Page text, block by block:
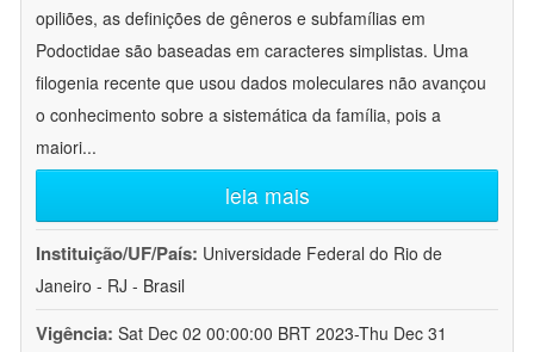
opiliões, as definições de gêneros e subfamílias em
Podoctidae são baseadas em caracteres simplistas. Uma
filogenia recente que usou dados moleculares não avançou
o conhecimento sobre a sistemática da família, pois a
maiori...
leia mais
Instituição/UF/País: Universidade Federal do Rio de
Janeiro - RJ - Brasil
Vigência: Sat Dec 02 00:00:00 BRT 2023-Thu Dec 31